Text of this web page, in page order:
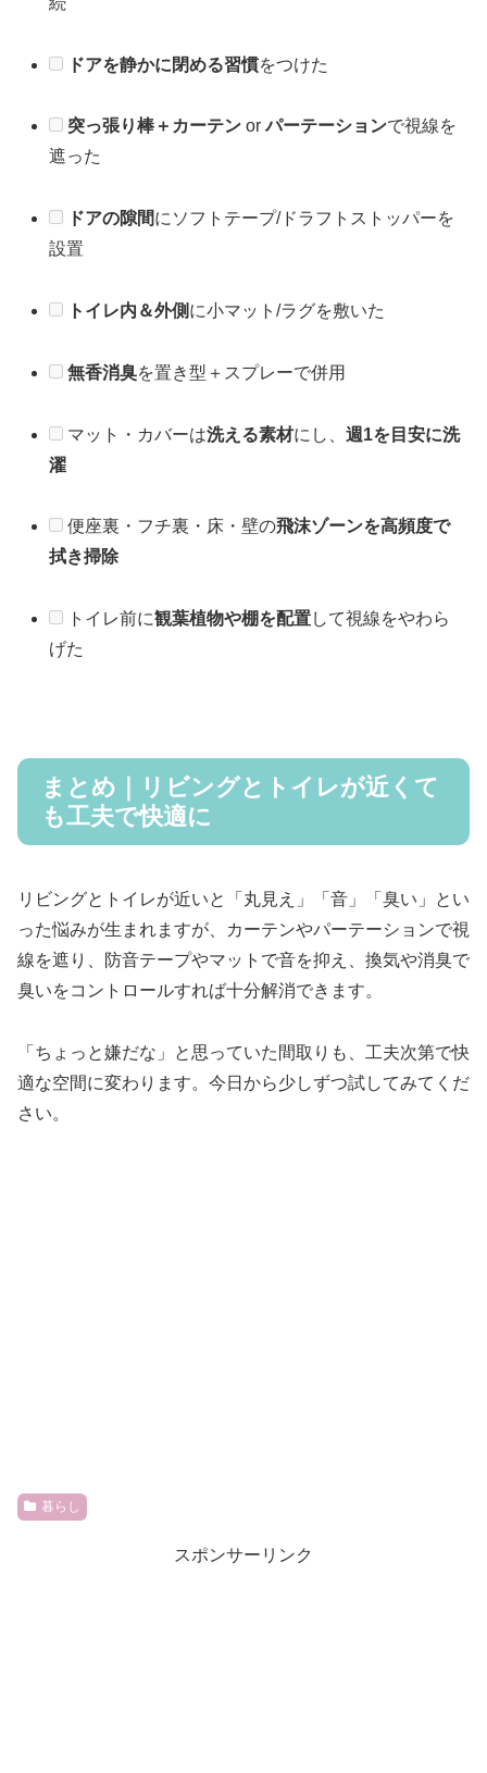
ドアを静かに閉める習慣をつけた
突っ張り棒＋カーテン orパーテーションで視線を
遮った
ドアの隙間にソフトテープ/ドラフトストッパーを
設置
トイレ内＆外側 に小マット/ラグを敷いた
無香消臭を置き型＋スプレーで併用
マット・カバーは洗える素材にし、週1を目安に洗
濯
便座裏・フチ裏・床・壁の飛沫ゾーンを高頻度で
拭き掃除
トイレ前に観葉植物や棚を配置して視線をやわら
げた
まとめ｜リビングとトイレが近くて
も工夫で快適に
リビングとトイレが近いと「丸見え」「音」「臭い」とい
った悩みが生まれますが、カーテンやパーテーションで視
線を遮り、防音テープやマットで音を抑え、換気や消臭で
臭いをコントロールすれば十分解消できます。
「ちょっと嫌だな」と思っていた間取りも、工夫次第で快
適な空間に変わります。今日から少しずつ試してみてくだ
さい。
暮らし
スポンサーリンク